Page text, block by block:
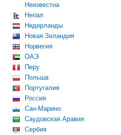
Неизвестна
Непал
Нидерланды
Новая Зеландия
Норвегия
ОАЭ
Перу
Польша
Португалия
Россия
Сан-Марино
Саудовская Аравия
Сербия